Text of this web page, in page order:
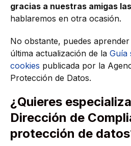
gracias a nuestras amigas
hablaremos en otra ocasión.
No obstante, puedes
última actualización de la Guía
cookies publicada por la
Protección de Datos.
¿Quieres
Dirección de
protección de